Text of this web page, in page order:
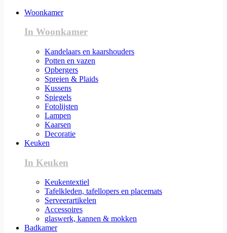
Woonkamer
In Woonkamer
Kandelaars en kaarshouders
Potten en vazen
Opbergers
Spreien & Plaids
Kussens
Spiegels
Fotolijsten
Lampen
Kaarsen
Decoratie
Keuken
In Keuken
Keukentextiel
Tafelkleden, tafellopers en placemats
Serveerartikelen
Accessoires
glaswerk, kannen & mokken
Badkamer